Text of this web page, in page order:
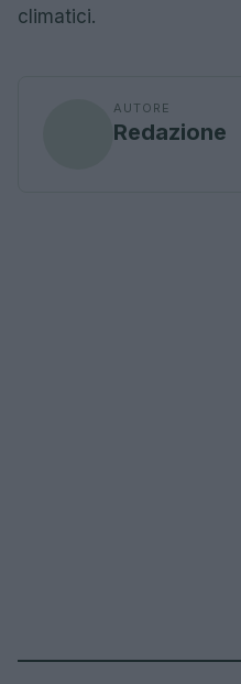
climatici.
AUTORE
Redazione